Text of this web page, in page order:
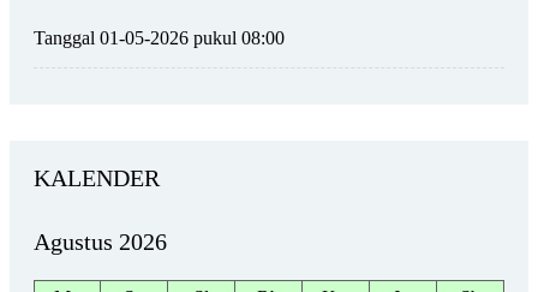
Tanggal 01-05-2026 pukul 08:00
KALENDER
Agustus 2026